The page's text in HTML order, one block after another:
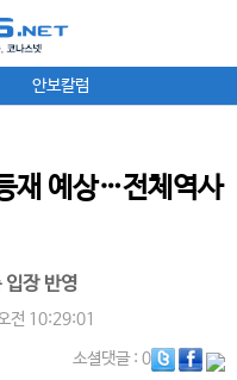
안보칼럼
재 예상…전체역사
장 반영
전 10:29:01
소셜댓글: 0